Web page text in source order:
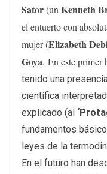
Sator(un Kenneth
el entuerto con
mujer (Elizabeth
Goya. En este primer
tenido una
científica
explicado (al
fundamentos
leyes de la
En el futuro han